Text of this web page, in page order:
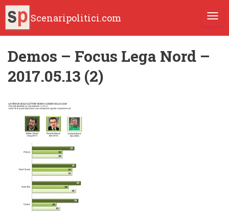
Scenaripolitici.com
Demos – Focus Lega Nord –
2017.05.13 (2)